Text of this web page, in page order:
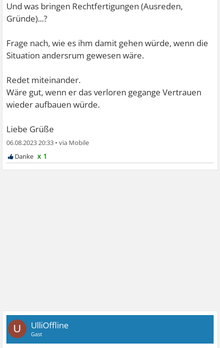
Und was bringen Rechtfertigungen (Ausreden,
Gründe)...?
Frage nach, wie es ihm damit gehen würde, wenn die
Situation andersrum gewesen wäre.
Redet miteinander.
Wäre gut, wenn er das verloren gegange Vertrauen
wieder aufbauen würde.
Liebe Grüße
06.08.2023 20:33 •
x 1
U UlliOffline
Gast